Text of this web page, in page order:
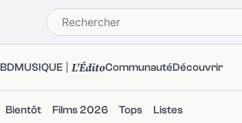
BDMUSIQUE L'ÉditoCommunautéDécouvrir
Bientôt Films 2026 Tops Listes